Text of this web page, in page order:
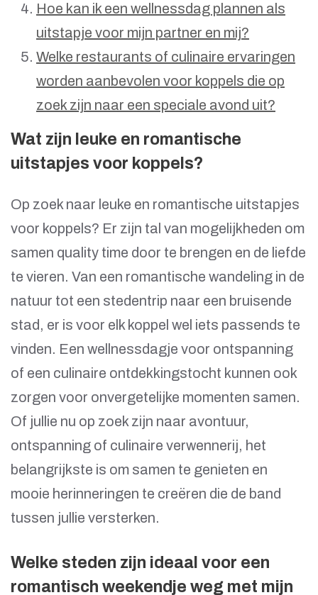
Hoe kan ik een wellnessdag plannen als
uitstapje voor mijn partner en mij?
Welke restaurants of culinaire ervaringen
worden aanbevolen voor koppels die op
zoek zijn naar een speciale avond uit?
Wat zijn leuke en romantische
uitstapjes voor koppels?
Op zoek naar leuke en romantische uitstapjes
voor koppels? Er zijn tal van mogelijkheden om
samen quality time door te brengen en de liefde
te vieren. Van een romantische wandeling in de
natuur tot een stedentrip naar een bruisende
stad, er is voor elk koppel wel iets passends te
vinden. Een wellnessdagje voor ontspanning
of een culinaire ontdekkingstocht kunnen ook
zorgen voor onvergetelijke momenten samen.
Of jullie nu op zoek zijn naar avontuur,
ontspanning of culinaire verwennerij, het
belangrijkste is om samen te genieten en
mooie herinneringen te creëren die de band
tussen jullie versterken.
Welke steden zijn ideaal voor een
romantisch weekendje weg met mijn